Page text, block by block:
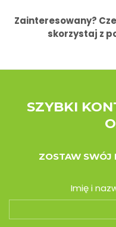
Zainteresowany?
skorzystaj z
SZYBKI
ZOSTAW SWÓJ
Imię i